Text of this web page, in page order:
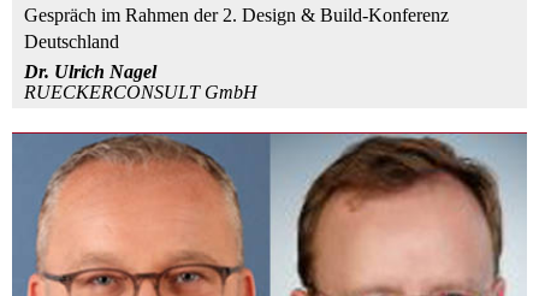
Gespräch im Rahmen der 2. Design & Build-Konferenz
Deutschland
Dr. Ulrich Nagel
RUECKERCONSULT GmbH